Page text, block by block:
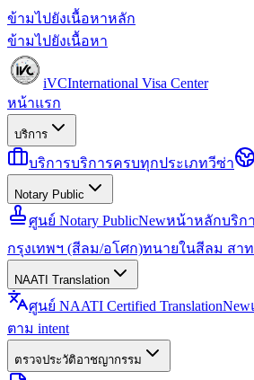
ข้ามไปยังเนื้อหาหลัก
ข้ามไปยังเนื้อหา
iVCInternational Visa Center
หน้าแรก
บริการ
บริการบริการครบทุกประเภทวีซ่า
Notary Public
ศูนย์ Notary PublicNewหน้าหลักบริก
กรุงเทพฯ (สีลม/อโศก)ทนายในสีลม สา
NAATI Translation
ศูนย์ NAATI Certified TranslationNew
ตาม intent
ตรวจประวัติอาชญากรรม